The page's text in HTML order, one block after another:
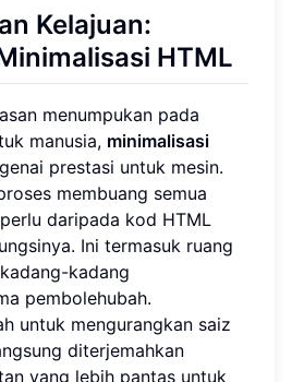
Kelajuan:
HTML
menumpukan pada
manusia, minimalisasi
prestasi untuk mesin.
membuang semua
daripada kod HTML
Ini termasuk ruang
kadang
pembolehubah.
untuk mengurangkan saiz
diterjemahkan
yang lebih pantas untuk